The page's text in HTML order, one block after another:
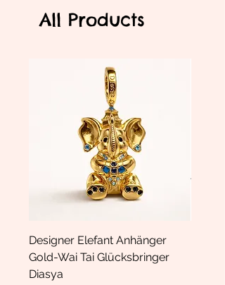
All Products
Designer Elefant Anhänger
Gold-Wai Tai Glücksbringer
Diasya